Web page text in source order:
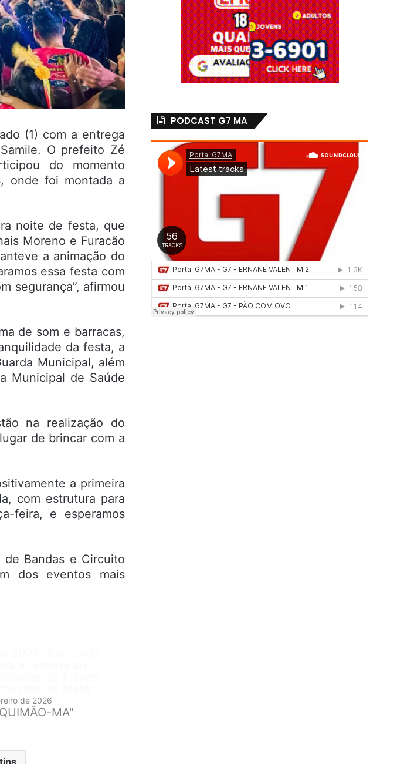
(1) com a entrega
O prefeito Zé
do momento
onde foi montada a
noite de festa, que
Moreno e Furacão
a animação do
essa festa com
segurança”, afirmou
de som e barracas,
da festa, a
Municipal, além
Municipal de Saúde
na realização do
de brincar com a
a primeira
com estrutura para
feira, e esperamos
de Bandas e Circuito
dos eventos mais
de 2026
MA"
PODCAST G7 MA